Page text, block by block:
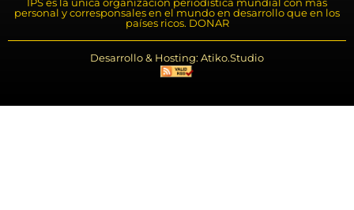
IPS es la única organización periodística mundial con más
personal y corresponsales en el mundo en desarrollo que en los
países ricos. DONAR
Desarrollo & Hosting: Atiko.Studio